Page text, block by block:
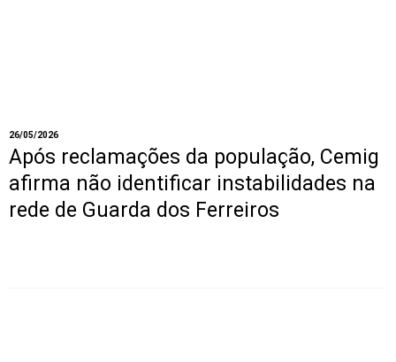
26/05/2026
Após reclamações da população, Cemig
afirma não identificar instabilidades na
rede de Guarda dos Ferreiros